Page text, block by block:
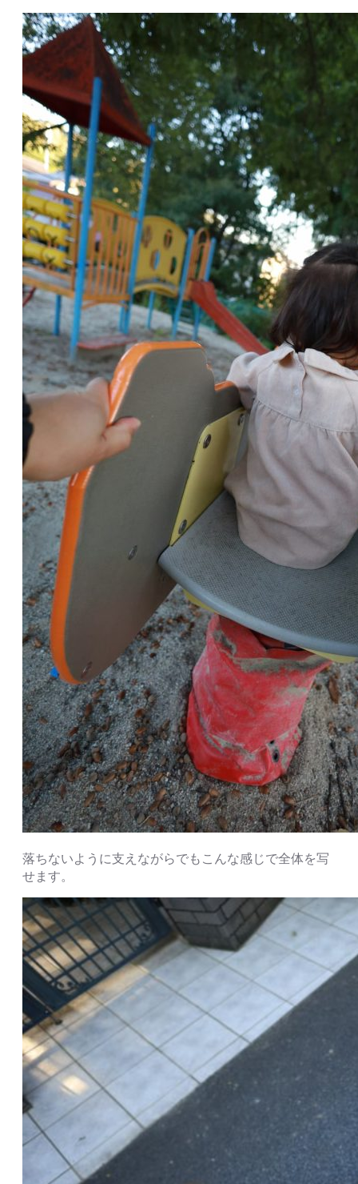
落ちないように支えながらでもこんな感じで全体を写
せます。